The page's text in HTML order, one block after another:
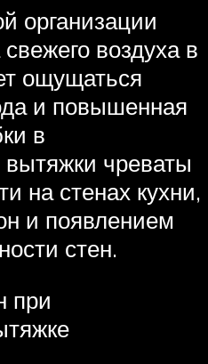
организации
воздуха в
ощущаться
и повышенная
в
вытяжки чреваты
на стенах кухни,
и появлением
стен.
при